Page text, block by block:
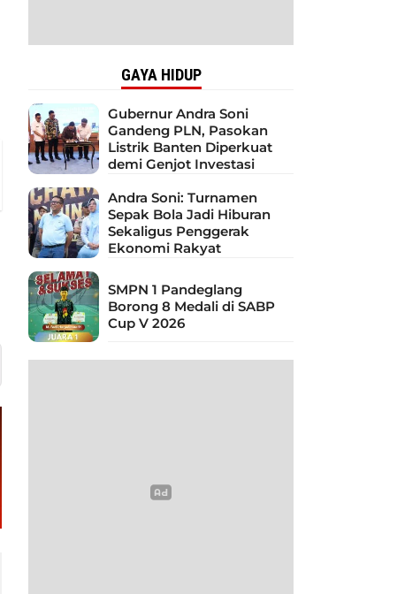
GAYA HIDUP
Gubernur Andra Soni
Gandeng PLN, Pasokan
Listrik Banten Diperkuat
demi Genjot Investasi
Andra Soni: Turnamen
Sepak Bola Jadi Hiburan
Sekaligus Penggerak
Ekonomi Rakyat
SMPN 1 Pandeglang
Borong 8 Medali di SABP
Cup V 2026